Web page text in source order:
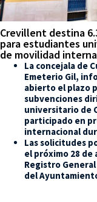
Crevillent destina
para estudiantes
de movilidad
La concejala de
Emeterio Gil,
abierto el plazo
subvenciones
universitario de
participado en
internacional
Las solicitudes
el próximo 28
Registro
del